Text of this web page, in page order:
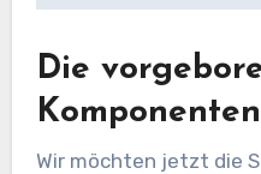
Die
Wir möchten jetzt die